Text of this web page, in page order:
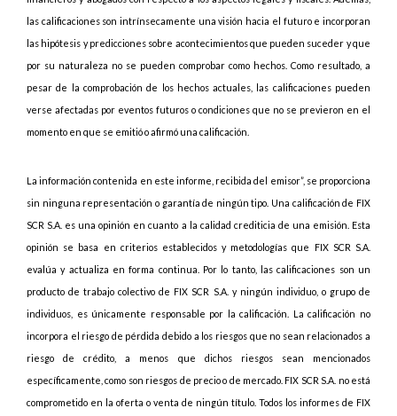
las calificaciones son intrínsecamente una visión hacia el futuro e incorporan
las hipótesis y predicciones sobre acontecimientos que pueden suceder y que
por su naturaleza no se pueden comprobar como hechos. Como resultado, a
pesar de la comprobación de los hechos actuales, las calificaciones pueden
verse afectadas por eventos futuros o condiciones que no se previeron en el
momento en que se emitió o afirmó una calificación.
La información contenida en este informe, recibida del emisor”, se proporciona
sin ninguna representación o garantía de ningún tipo. Una calificación de FIX
SCR S.A. es una opinión en cuanto a la calidad crediticia de una emisión. Esta
opinión se basa en criterios establecidos y metodologías que FIX SCR S.A.
evalúa y actualiza en forma continua. Por lo tanto, las calificaciones son un
producto de trabajo colectivo de FIX SCR S.A. y ningún individuo, o grupo de
individuos, es únicamente responsable por la calificación. La calificación no
incorpora el riesgo de pérdida debido a los riesgos que no sean relacionados a
riesgo de crédito, a menos que dichos riesgos sean mencionados
específicamente, como son riesgos de precio o de mercado. FIX SCR S.A. no está
comprometido en la oferta o venta de ningún título. Todos los informes de FIX